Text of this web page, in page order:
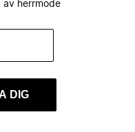
av herrmode
DIG